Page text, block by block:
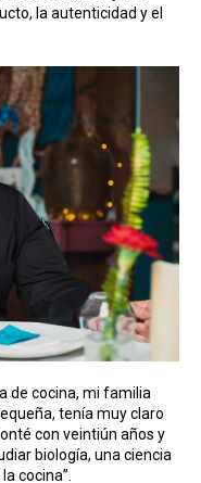
la autenticidad y el
de cocina, mi familia
tenía muy claro
con veintiún años y
biología, una ciencia
cocina”.